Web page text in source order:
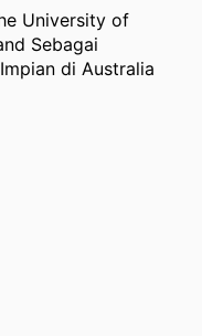
University of
Sebagai
di Australia